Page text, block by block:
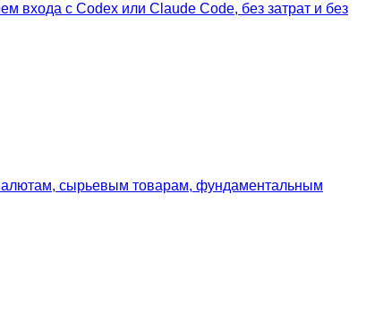
входа с Codex или Claude Code, без затрат и без
сырьевым товарам, фундаментальным